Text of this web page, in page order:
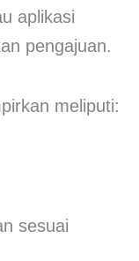
aplikasi
pengajuan.
meliputi:
sesuai